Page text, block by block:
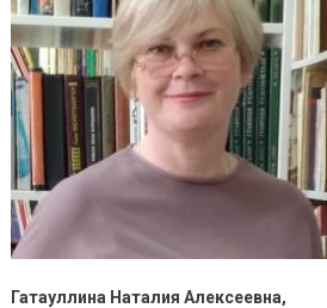
Гатауллина Наталия Алексеевна,